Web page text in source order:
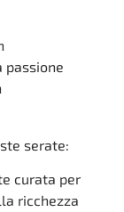
passione
serate:
curata per
ricchezza